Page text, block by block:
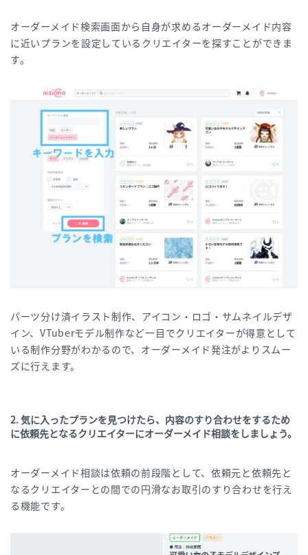
オーダーメイド検索画面から自身が求めるオーダーメイド内容
に近いプランを設定しているクリエイターを探すことができま
す。
パーツ分け済イラスト制作、アイコン・ロゴ・サムネイルデザ
イン、VTuberモデル制作など一目でクリエイターが得意として
いる制作分野がわかるので、オーダーメイド発注がよりスムー
ズに行えます。
2.気に入ったプランを見つけたら、内容のすり合わせをするため
に依頼先となるクリエイターにオーダーメイド相談をしましょう。
オーダーメイド相談は依頼の前段階として、依頼元と依頼先と
なるクリエイターとの間での円滑なお取引のすり合わせを行え
る機能です。